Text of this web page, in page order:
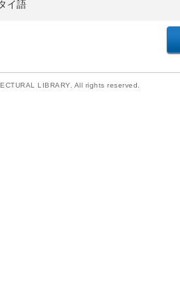
イ語
LIBRARY. All rights reserved.